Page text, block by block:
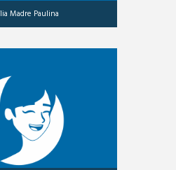
Madre Paulina